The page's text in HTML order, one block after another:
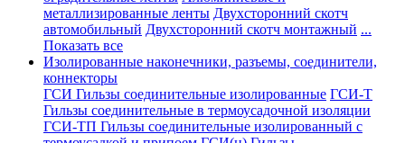
металлизированные ленты Двухсторонний скотч
автомобильный Двухсторонний скотч монтажный ...
Показать все
Изолированные наконечники, разъемы, соединители,
коннекторы
ГСИ Гильзы соединительные изолированные ГСИ-Т
Гильзы соединительные в термоусадочной изоляции
ГСИ-ТП Гильзы соединительные изолированный с